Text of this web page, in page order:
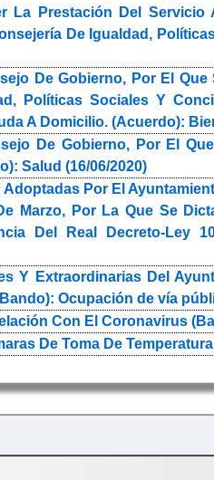
La Prestación Del
De Igualdad,
De Gobierno, Por El
Políticas Sociales Y
A Domicilio. (Acuerdo):
De Gobierno, Por El
Salud (16/06/2020)
Por El
Marzo, Por La Que Se
Del Real Decreto-Ley
Y Extraordinarias Del
Ocupación de vía
Con El Coronavirus
De Toma De